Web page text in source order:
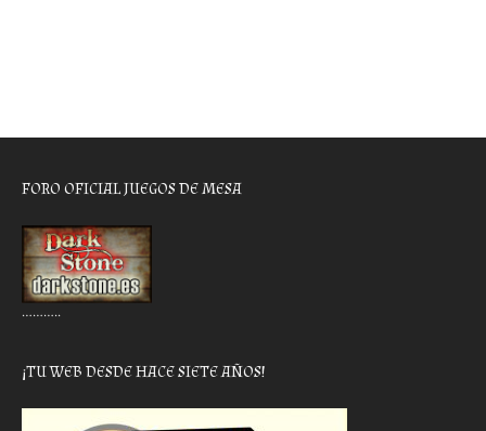
FORO OFICIAL JUEGOS DE MESA
………..
¡TU WEB DESDE HACE SIETE AÑOS!